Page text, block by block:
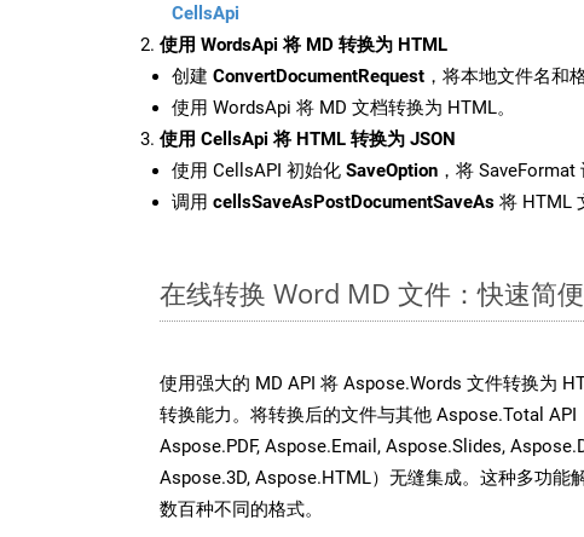
CellsApi
使用 WordsApi 将 MD 转换为 HTML
创建 ConvertDocumentRequest ，将本地文件名和
使用 WordsApi 将 MD 文档转换为 HTML。
使用 CellsApi 将 HTML 转换为 JSON
使用 CellsAPI 初始化 SaveOption ，将 SaveFormat
调用 cellsSaveAsPostDocumentSaveAs 将 HTML
在线转换 Word MD 文件：快速简
使用强大的 MD API 将 Aspose.Words 文件转换为
转换能力。将转换后的文件与其他 Aspose.Total API
Aspose.PDF, Aspose.Email, Aspose.Slides,
Aspose.3D, Aspose.HTML）无缝集成。这种多功能
数百种不同的格式。